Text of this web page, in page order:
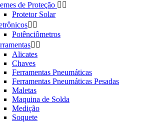
de Proteção  
Protetor Solar
 
Potênciômetros
 
Alicates
Chaves
Ferramentas Pneumáticas
Ferramentas Pneumáticas Pesadas
Maletas
Maquina de Solda
Medição
Soquete